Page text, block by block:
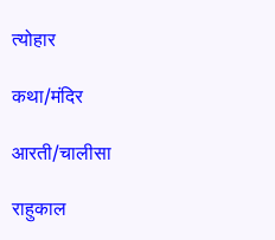
त्योहार
कथा/मंदिर
आरती/चालीसा
राहुकाल